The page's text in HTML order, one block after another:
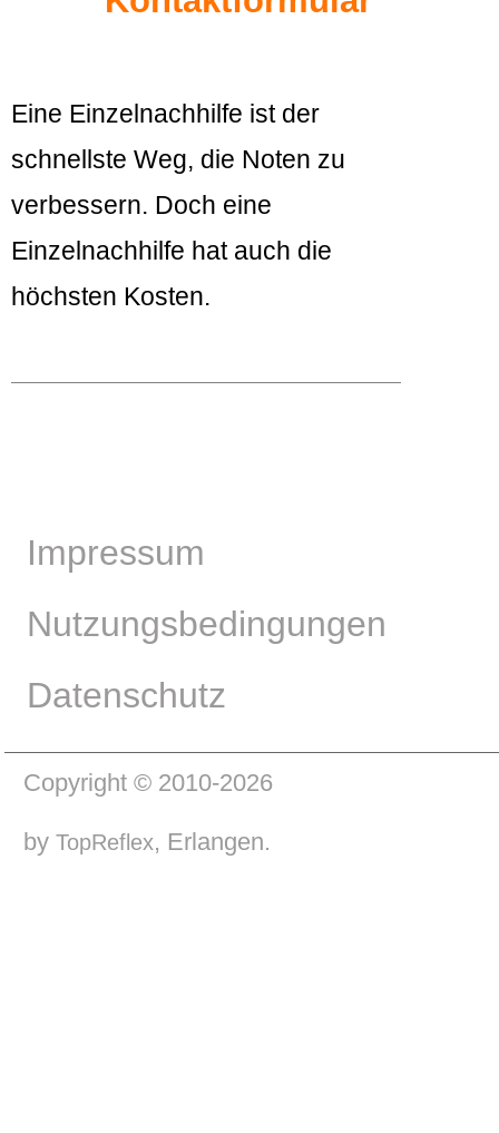
Eine Einzelnachhilfe ist der
schnellste Weg, die Noten zu
verbessern. Doch eine
Einzelnachhilfe hat auch die
höchsten Kosten.
Impressum
Nutzungsbedingungen
Datenschutz
Copyright © 2010-2026
by TopReflex, Erlangen.